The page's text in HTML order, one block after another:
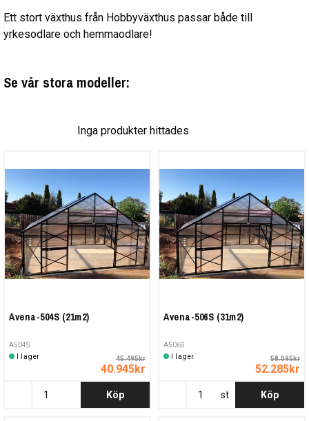
Ett stort växthus från Hobbyväxthus passar både till
yrkesodlare och hemmaodlare!
Se vår stora modeller:
Inga produkter hittades
Avena-504S (21m2)
A504S
I lager
45.495kr
40.945kr
Köp
Avena-506S (31m2)
A506S
I lager
58.095kr
52.285kr
st Köp